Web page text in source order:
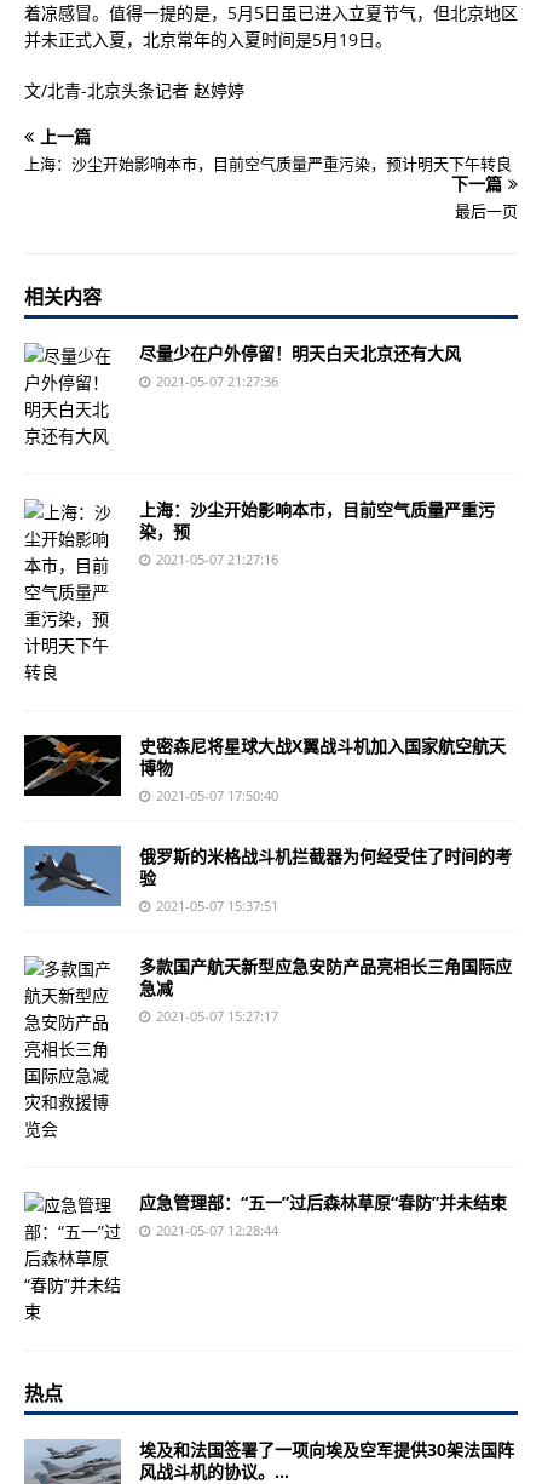
着凉感冒。值得一提的是，5月5日虽已进入立夏节气，但北京地区
并未正式入夏，北京常年的入夏时间是5月19日。
文/北青-北京头条记者 赵婷婷
上一篇
上海：沙尘开始影响本市，目前空气质量严重污染，预计明天下午转良
下一篇
最后一页
相关内容
尽量少在户外停留！明天白天北京还有大风
2021-05-07 21:27:36
上海：沙尘开始影响本市，目前空气质量严重污
染，预
2021-05-07 21:27:16
史密森尼将星球大战X翼战斗机加入国家航空航天
博物
2021-05-07 17:50:40
俄罗斯的米格战斗机拦截器为何经受住了时间的考
验
2021-05-07 15:37:51
多款国产航天新型应急安防产品亮相长三角国际应
急减
2021-05-07 15:27:17
应急管理部：“五一”过后森林草原“春防”并未结束
2021-05-07 12:28:44
热点
埃及和法国签署了一项向埃及空军提供30架法国阵
风战斗机的协议。...